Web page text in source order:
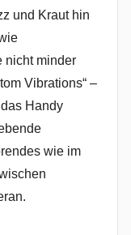
und Kraut hin
nicht minder
Vibrations“ –
Handy
wie im